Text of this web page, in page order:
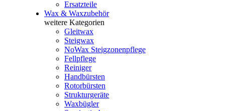
Ersatzteile
Wax & Waxzubehör
weitere Kategorien
Gleitwax
Steigwax
NoWax Steigzonenpflege
Fellpflege
Reiniger
Handbürsten
Rotorbürsten
Strukturgeräte
Waxbügler